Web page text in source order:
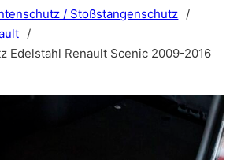
/ Stoßstangenschutz /
/
Edelstahl Renault Scenic 2009-2016